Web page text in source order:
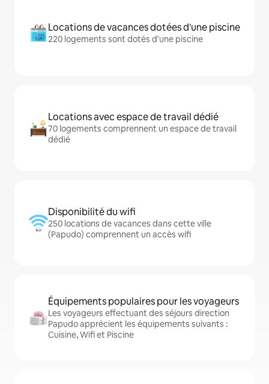
Locations de vacances dotées d'une piscine
220 logements sont dotés d'une piscine
Locations avec espace de travail dédié
70 logements comprennent un espace de travail
dédié
Disponibilité du wifi
250 locations de vacances dans cette ville
(Papudo) comprennent un accès wifi
Équipements populaires pour les voyageurs
Les voyageurs effectuant des séjours direction
Papudo apprécient les équipements suivants :
Cuisine, Wifi et Piscine